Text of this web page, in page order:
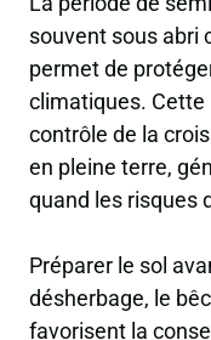
souvent sous abri
permet de
climatiques.
contrôle de la
en pleine terre,
quand les risques
Préparer le sol
désherbage, le
favorisent la